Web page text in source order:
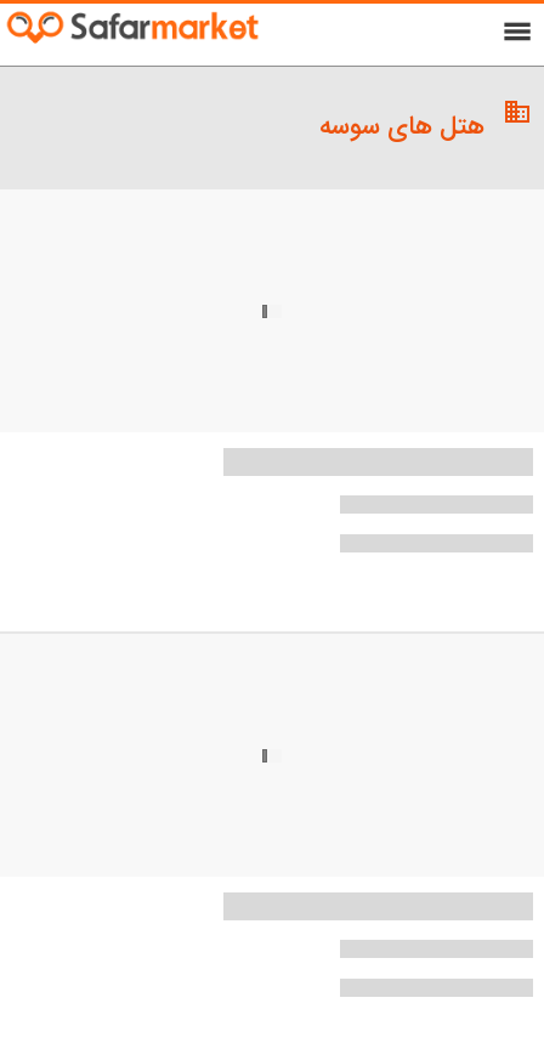
menu
domain هتل های سوسه